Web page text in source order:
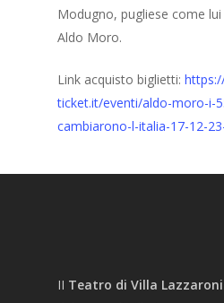
Modugno, pugliese come
Aldo Moro.
Link acquisto biglietti:
ticket.it/eventi/aldo-moro-i-
cambiarono-l-italia-17-12-
II Teatro di Villa Lazzaroni